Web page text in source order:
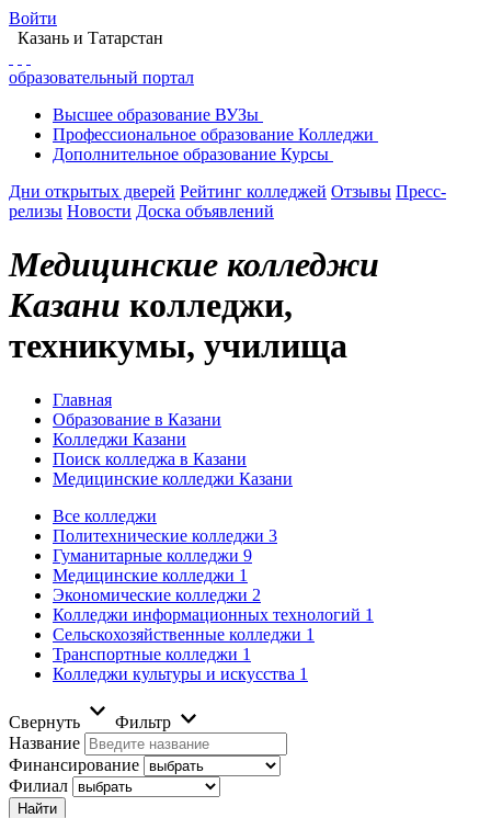
Войти
Казань и Татарстан
образовательный портал
Высшее образование ВУЗы
Профессиональное образование Колледжи
Дополнительное образование Курсы
Дни открытых дверей Рейтинг колледжей Отзывы Пресс-
релизы Новости Доска объявлений
Медицинские колледжи
Казани колледжи,
техникумы, училища
Главная
Образование в Казани
Колледжи Казани
Поиск колледжа в Казани
Медицинские колледжи Казани
Все колледжи
Политехнические колледжи 3
Гуманитарные колледжи 9
Медицинские колледжи 1
Экономические колледжи 2
Колледжи информационных технологий 1
Сельскохозяйственные колледжи 1
Транспортные колледжи 1
Колледжи культуры и искусства 1
Свернуть
Фильтр
Название
Финансирование
Филиал